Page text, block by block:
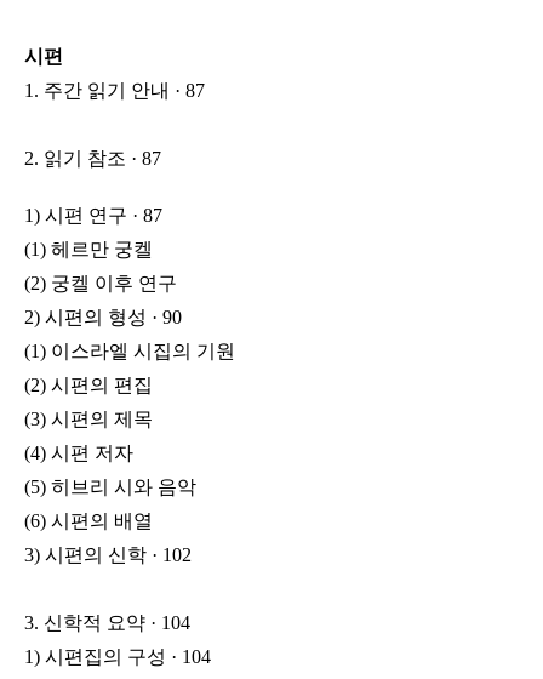
시편
1. 주간 읽기 안내 · 87
2. 읽기 참조 · 87
1) 시편 연구 · 87
(1) 헤르만 궁켈
(2) 궁켈 이후 연구
2) 시편의 형성 · 90
(1) 이스라엘 시집의 기원
(2) 시편의 편집
(3) 시편의 제목
(4) 시편 저자
(5) 히브리 시와 음악
(6) 시편의 배열
3) 시편의 신학 · 102
3. 신학적 요약 · 104
1) 시편집의 구성 · 104